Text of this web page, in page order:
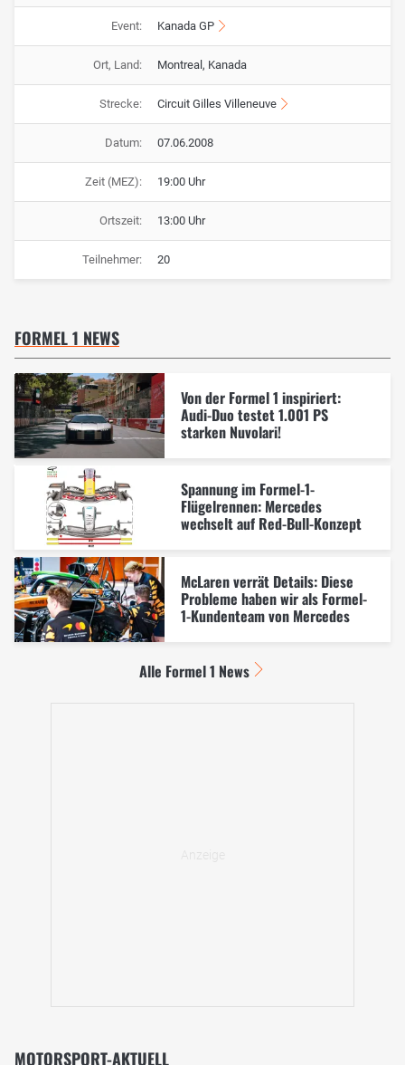
Event: Kanada GP
Ort, Land: Montreal, Kanada
Strecke: Circuit Gilles Villeneuve
Datum: 07.06.2008
Zeit (MEZ): 19:00 Uhr
Ortszeit: 13:00 Uhr
Teilnehmer: 20
FORMEL 1 NEWS
Von der Formel 1 inspiriert:
Audi-Duo testet 1.001 PS
starken Nuvolari!
Spannung im Formel-1-
Flügelrennen: Mercedes
wechselt auf Red-Bull-Konzept
McLaren verrät Details: Diese
Probleme haben wir als Formel-
1-Kundenteam von Mercedes
Alle Formel 1 News
MOTORSPORT-AKTUELL